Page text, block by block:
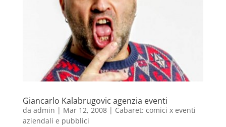
Giancarlo Kalabrugovic agenzia eventi
da admin | Mar 12, 2008| Cabaret: comici x eventi
aziendali e pubblici